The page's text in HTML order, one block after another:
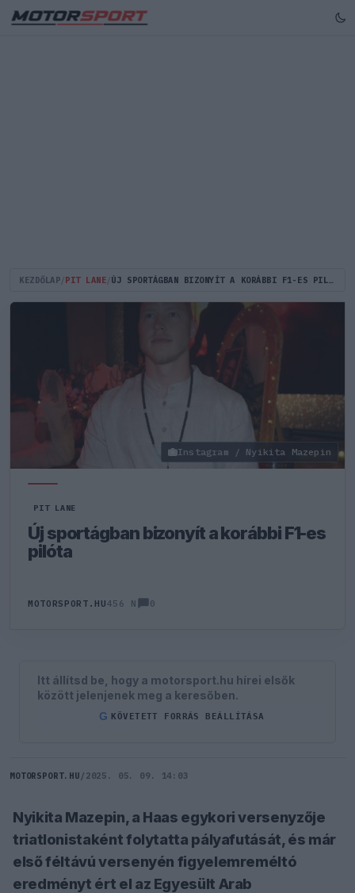
KEZDŐLAP PIT LANE ÚJ SPORTÁGBAN BIZONYÍT A KORÁBBI F1-ES PILÓTA
Instagram / Nyikita Mazepin
PIT LANE
Új sportágban bizonyít a korábbi F1-es
pilóta
MOTORSPORT.HU456 N 0
Itt állítsd be, hogy a motorsport.hu hírei elsők
között jelenjenek meg a keresőben.
G KÖVETETT FORRÁS BEÁLLÍTÁSA
MOTORSPORT.HU / 2025. 05. 09. 14:03
Nyikita Mazepin, a Haas egykori versenyzője
triatlonistaként folytatta pályafutását, és már
első féltávú versenyén figyelemreméltó
eredményt ért el az Egyesült Arab